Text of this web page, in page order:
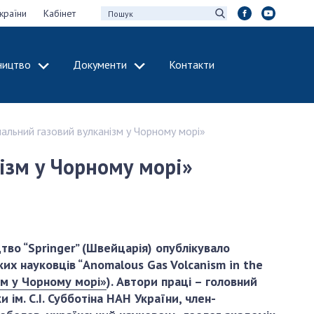
Кабінет
Документи Контакти
НАН України
установах
СПІВРОБІТНИЦТВО
Членство в
міжнародних
організаціях
конкурси
ДОКУМЕНТИ
Нормативні акти
газовий вулканізм у Чорному морі»
у Чорному морі»
“Springer” (Швейцарія) опублікувало
науковців “Anomalous Gas Volcanism in the
у Чорному морі»). Автори праці – головний
ім. С.І. Субботіна НАН України, член-